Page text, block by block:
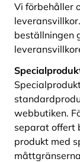
Vi förbehåller
beställningen
webbutiken.
separat offert
produkt med